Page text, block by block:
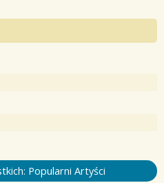
Popularni Artyści